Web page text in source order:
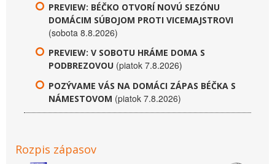
PREVIEW: BÉČKO OTVORÍ NOVÚ SEZÓNU
DOMÁCIM SÚBOJOM PROTI VICEMAJSTROVI
(sobota 8.8.2026)
PREVIEW: V SOBOTU HRÁME DOMA S
PODBREZOVOU (piatok 7.8.2026)
POZÝVAME VÁS NA DOMÁCI ZÁPAS BÉČKA S
NÁMESTOVOM (piatok 7.8.2026)
Rozpis zápasov